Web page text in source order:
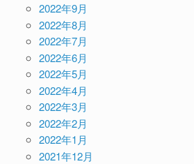
2022年9月
2022年8月
2022年7月
2022年6月
2022年5月
2022年4月
2022年3月
2022年2月
2022年1月
2021年12月